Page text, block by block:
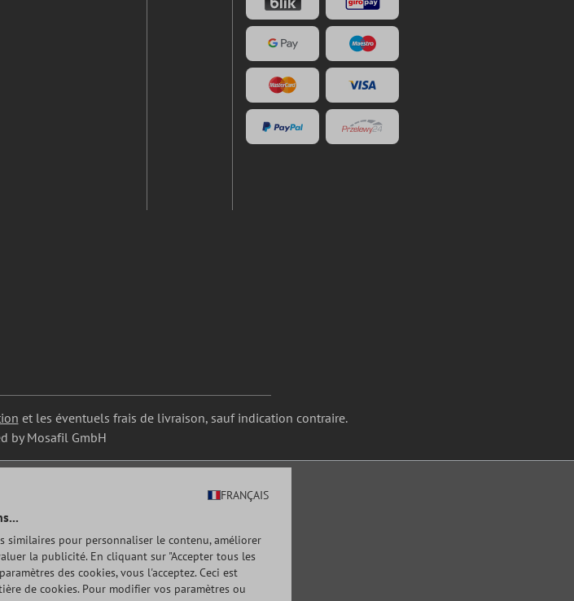
et les éventuels frais de livraison, sauf indication contraire.
by Mosafil GmbH
FRANÇAIS
similaires pour personnaliser le contenu, améliorer
la publicité. En cliquant sur "Accepter tous les
des cookies, vous l'acceptez. Ceci est
de cookies. Pour modifier vos paramètres ou